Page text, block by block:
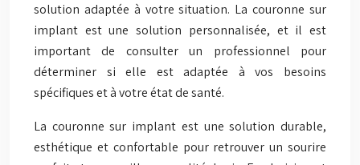
solution adaptée à votre situation. La couronne sur
implant est une solution personnalisée, et il est
important de consulter un professionnel pour
déterminer si elle est adaptée à vos besoins
spécifiques et à votre état de santé.
La couronne sur implant est une solution durable,
esthétique et confortable pour retrouver un sourire